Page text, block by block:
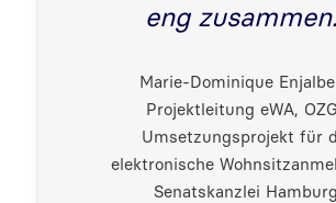
eng
Marie-Dominique
Projektleitung eWA,
Umsetzungsprojekt für
elektronische
Senatskanzlei Hamburg